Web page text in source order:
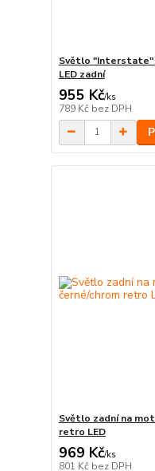
Světlo "Interstate"
LED zadní
955 Kč/ks
789 Kč bez DPH
Světlo zadní na
retro LED
969 Kč/ks
801 Kč bez DPH